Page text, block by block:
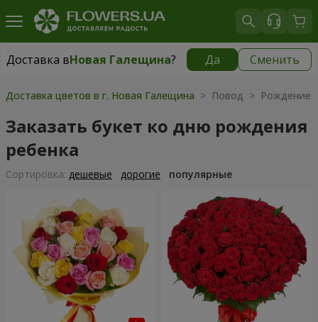
Доставка вНовая Галещина? Да Сменить
Доставка вНовая Галещина|бесплатно
Доставка цветов в г. Новая Галещина > Повод > Рождение
Заказать букет ко дню рождения
ребенка
Cортировка: дешевые дорогие популярные